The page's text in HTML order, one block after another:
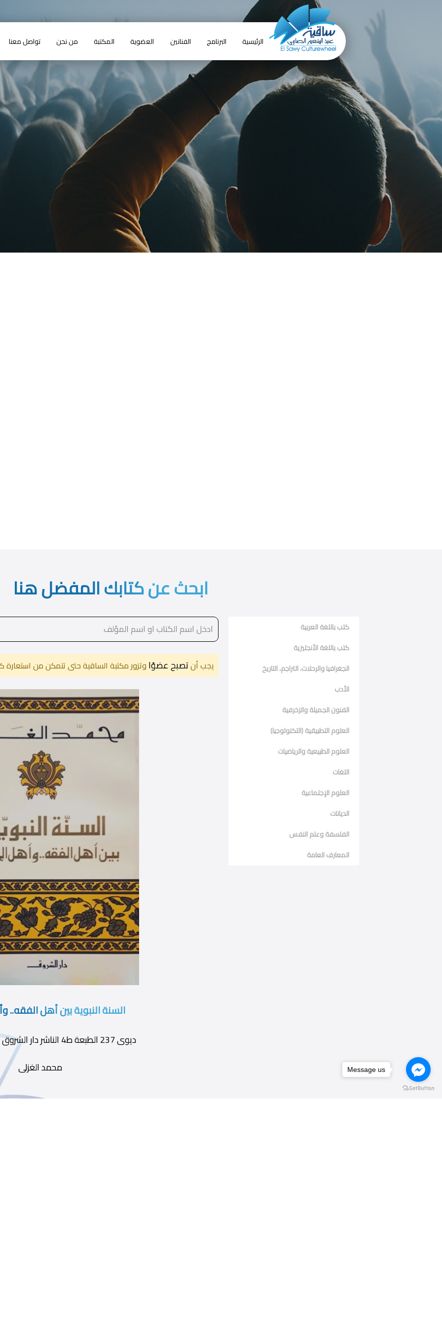
الرئيسية البرنامج الفنانين العضوية المكتبة من نحن تواصل معنا
ابحث عن كتابك المفضل هنا
كتب باللغة العربية
كتب باللغة الأنجليزية
الجغرافيا والرحلات، التراجم، التاريخ
الأدب
الفنون الجميلة والزخرفية
العلوم التطبيقية (التكنولوجيا)
العلوم الطبيعية والرياضيات
اللغات
العلوم الإجتماعية
الديانات
الفلسفة وعلم النفس
المعارف العامة
يجب أنتصبح عضوًا وتزور مكتبة الساقية حتى تتمكن من استعارة
السنة النبوية بين أهل الفقه..
ديوى 237 الطبعة ط4 الناشر دار الشروق سنة النشر 1989
محمد الغزلى
Message us